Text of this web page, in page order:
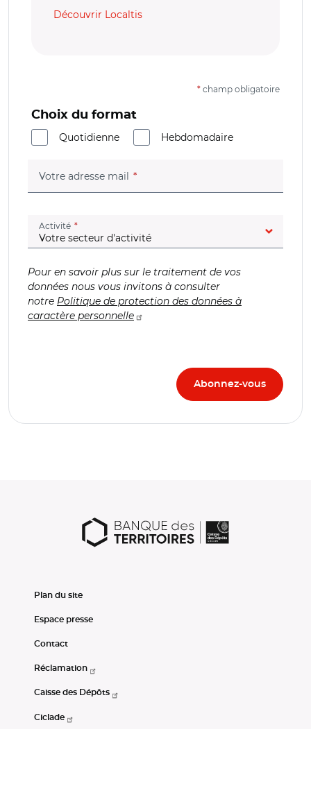
Découvrir Localtis
* champ obligatoire
Choix du format
Quotidienne
Hebdomadaire
Votre adresse mail (champ obligatoire)
Activité (champ obligatoire)
Pour en savoir plus sur le traitement de vos
données nous vous invitons à consulter
notre Politique de protection des données à
caractère personnelle
Plan du site
Espace presse
Contact
Réclamation
Caisse des Dépôts
Ciclade